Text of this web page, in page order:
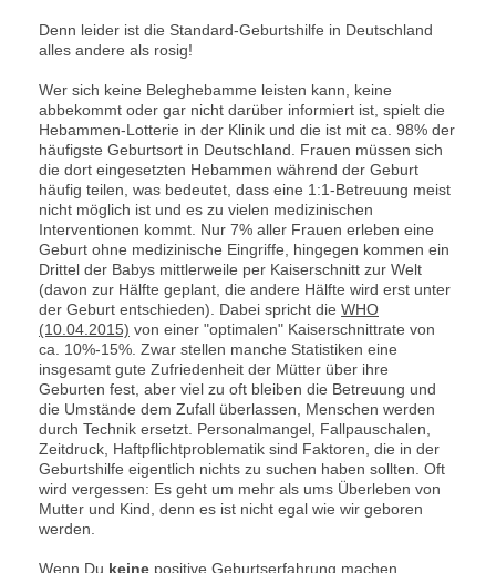
Denn leider ist die Standard-Geburtshilfe in Deutschland
alles andere als rosig!
Wer sich keine Beleghebamme leisten kann, keine
abbekommt oder gar nicht darüber informiert ist, spielt die
Hebammen-Lotterie in der Klinik und die ist mit ca. 98% der
häufigste Geburtsort in Deutschland. Frauen müssen sich
die dort eingesetzten Hebammen während der Geburt
häufig teilen, was bedeutet, dass eine 1:1-Betreuung meist
nicht möglich ist und es zu vielen medizinischen
Interventionen kommt. Nur 7% aller Frauen erleben eine
Geburt ohne medizinische Eingriffe, hingegen kommen ein
Drittel der Babys mittlerweile per Kaiserschnitt zur Welt
(davon zur Hälfte geplant, die andere Hälfte wird erst unter
der Geburt entschieden). Dabei spricht die WHO
(10.04.2015) von einer "optimalen" Kaiserschnittrate von
ca. 10%-15%. Zwar stellen manche Statistiken eine
insgesamt gute Zufriedenheit der Mütter über ihre
Geburten fest, aber viel zu oft bleiben die Betreuung und
die Umstände dem Zufall überlassen, Menschen werden
durch Technik ersetzt. Personalmangel, Fallpauschalen,
Zeitdruck, Haftpflichtproblematik sind Faktoren, die in der
Geburtshilfe eigentlich nichts zu suchen haben sollten. Oft
wird vergessen: Es geht um mehr als ums Überleben von
Mutter und Kind, denn es ist nicht egal wie wir geboren
werden.
Wenn Du keine positive Geburtserfahrung machen